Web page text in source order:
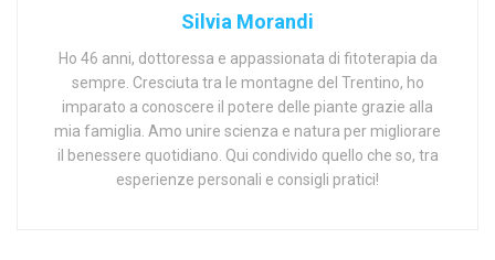
Silvia Morandi
Ho 46 anni, dottoressa e appassionata di fitoterapia da
sempre. Cresciuta tra le montagne del Trentino, ho
imparato a conoscere il potere delle piante grazie alla
mia famiglia. Amo unire scienza e natura per migliorare
il benessere quotidiano. Qui condivido quello che so, tra
esperienze personali e consigli pratici!